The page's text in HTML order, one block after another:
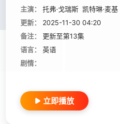
主演：
托弗·戈瑞斯 凯特琳·麦基
更新：
2025-11-30 04:20
备注：
更新至第13集
语言：
英语
剧情：
立即播放